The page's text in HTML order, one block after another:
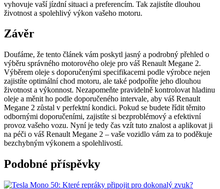
vyhovuje vaší jízdní situaci a preferencím. Tak zajistíte dlouhou
životnost a spolehlivý výkon vašeho motoru.
Závěr
Doufáme, že tento článek vám poskytl jasný a podrobný přehled o
výběru správného motorového oleje pro váš Renault Megane 2.
Výběrem oleje s doporučenými specifikacemi podle výrobce nejen
zajistíte optimální chod motoru, ale také podpoříte jeho dlouhou
životnost a výkonnost. Nezapomeňte pravidelně kontrolovat hladinu
oleje a měnit ho podle doporučeného intervale, aby váš Renault
Megane 2 zůstal v perfektní kondici. Pokud se budete řídit těmito
odbornými doporučeními, zajistíte si bezproblémový a efektivní
provoz vašeho vozu. Nyní je tedy čas vzít tuto znalost a aplikovat ji
na péči o váš Renault Megane 2 – vaše vozidlo vám za to poděkuje
bezchybným výkonem a spolehlivostí.
Podobné příspěvky